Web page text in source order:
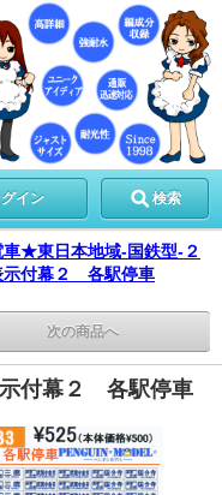
グイン 検索
車★東日本地域-国鉄型-２
示付幕２ 各駅停車
次の商品へ
付幕２ 各駅停車